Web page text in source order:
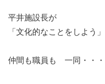
平井施設長が
「文化的なことをしよう
仲間も職員も 一同・・・